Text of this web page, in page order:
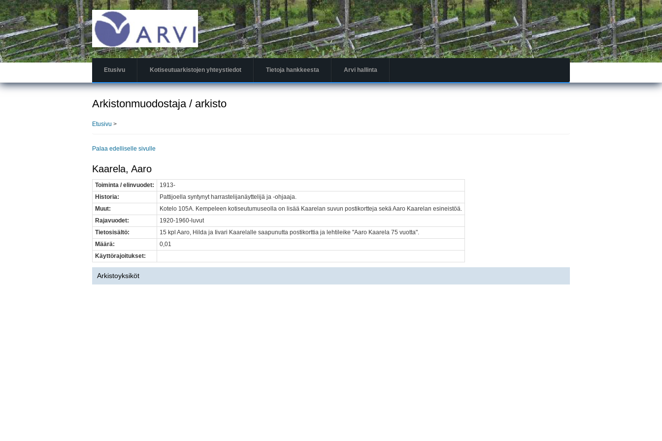
Hyppää
pääsisältöön
Etusivu Kotiseutuarkistojen yhteystiedot Tietoja hankkeesta Arvi hallinta
Arkistonmuodostaja / arkisto
Etusivu >
Palaa edelliselle sivulle
Kaarela, Aaro
Toiminta / elinvuodet:
1913-
Historia:
Pattijoella syntynyt harrastelijanäyttelijä ja -ohjaaja.
Muut:
Kotelo 105A. Kempeleen kotiseutumuseolla on lisää Kaarelan suvun postikortteja sekä Aaro Kaarelan esineistöä.
Rajavuodet:
1920-1960-luvut
Tietosisältö:
15 kpl Aaro, Hilda ja Iivari Kaarelalle saapunutta postikorttia ja lehtileike "Aaro Kaarela 75 vuotta".
Määrä:
0,01
Käyttörajoitukset:
Arkistoyksiköt